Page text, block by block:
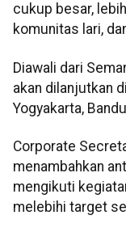
cukup besar,
komunitas lari,
Diawali dari
akan dilanjutkan
Yogyakarta,
Corporate
menambahkan
mengikuti
melebihi target